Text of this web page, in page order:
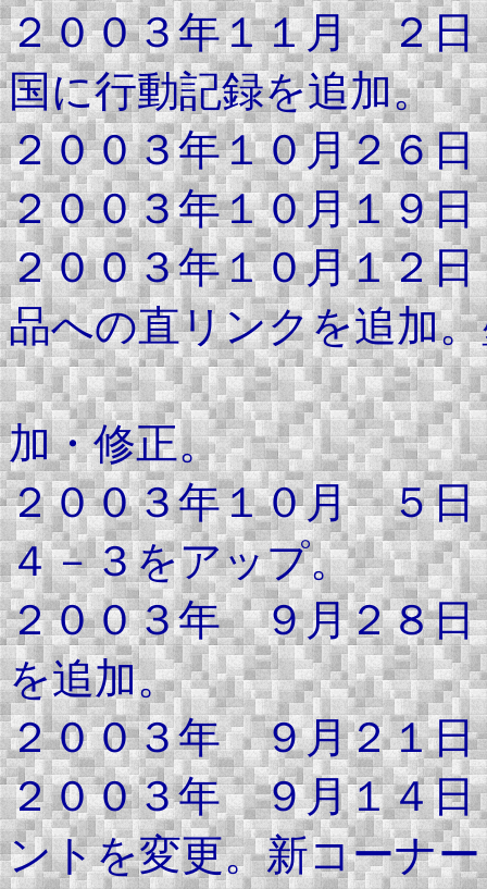
２００３年１１月 ２日
国に行動記録を追加。
２００３年１０月２６
２００３年１０月１９
２００３年１０月１２
品への直リンクを追加
暗黒王国
加・修正。
２００３年１０月 ５日
４－３をアップ。
２００３年 ９月２８日
を追加。
２００３年 ９月２１日
２００３年 ９月１４日
ントを変更。新コーナ